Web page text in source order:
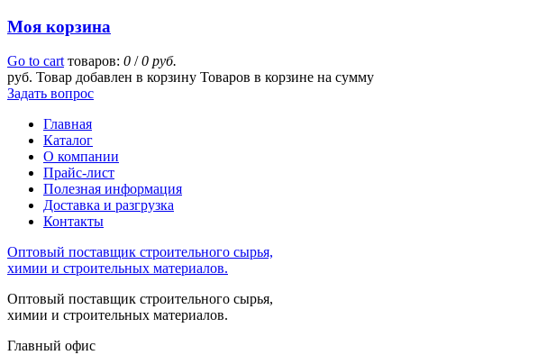
Моя корзина
Go to cart товаров: 0 /0 руб.
руб. Товар добавлен в корзину Товаров в корзине на сумму
Задать вопрос
Главная
Каталог
О компании
Прайс-лист
Полезная информация
Доставка и разгрузка
Контакты
Оптовый поставщик строительного сырья,
химии и строительных материалов.
Оптовый поставщик строительного сырья,
химии и строительных материалов.
Главный офис